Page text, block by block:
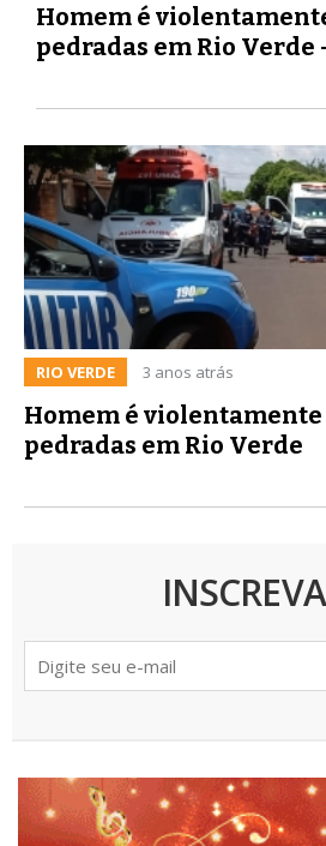
Homem é
pedradas em Rio
RIO VERDE 3 anos atrás
Homem é
pedradas em Rio Verde